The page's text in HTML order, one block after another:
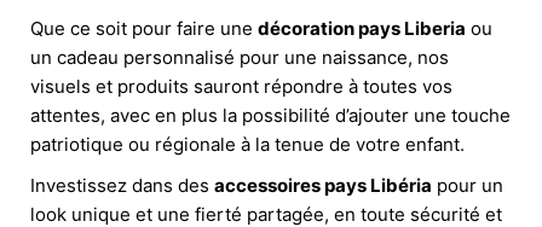
Que ce soit pour faire une décoration pays Liberia ou
un cadeau personnalisé pour une naissance, nos
visuels et produits sauront répondre à toutes vos
attentes, avec en plus la possibilité d’ajouter une touche
patriotique ou régionale à la tenue de votre enfant.
Investissez dans des accessoires pays Libéria pour un
look unique et une fierté partagée, en toute sécurité et